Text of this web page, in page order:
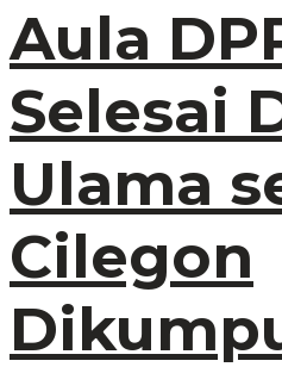
Aula
Selesai
Ulama
Cilegon